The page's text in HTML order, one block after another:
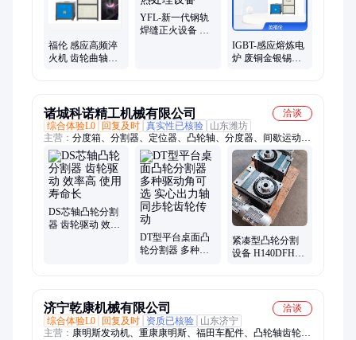
福伦 感应高频淬
火机 齿轮曲轴凸
YFL-新一代钢轨
焊缝正火设备 地
IGBT-感应熔炼电
炉 废铜金银锡铝
诸城科诺精工机械有限公司
洽谈
综合体验L0
回复及时 真实性已核验
山东潍坊
主营： 分度箱、分割器、定位器、凸轮轴、分度器、间歇运动、
凸轮制作、凸轮制造、滚子凸轮、沟槽凸轮、定做凸轮、异型凸
轮、圆柱总成、凸轮、DS型分割器、DT型分割器、重载高速分
割器
DS芯轴凸轮分割
器 齿轮驱动 效率
DT型平台桌面凸
轮分割器 多种驱
紧凑型凸轮分割
设备 H140DFH转
济宁乾康机械有限公司
洽谈
综合体验L0
回复及时 资质已核验
山东济宁
主营： 康明斯发动机、重康康明斯、福田车配件、凸轮轴齿轮、